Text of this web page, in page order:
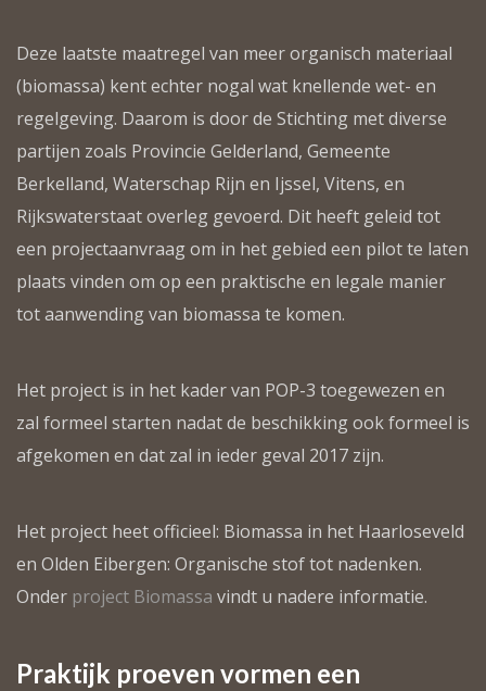
Deze laatste maatregel van meer organisch materiaal
(biomassa) kent echter nogal wat knellende wet- en
regelgeving. Daarom is door de Stichting met diverse
partijen zoals Provincie Gelderland, Gemeente
Berkelland, Waterschap Rijn en Ijssel, Vitens, en
Rijkswaterstaat overleg gevoerd. Dit heeft geleid tot
een projectaanvraag om in het gebied een pilot te laten
plaats vinden om op een praktische en legale manier
tot aanwending van biomassa te komen.
Het project is in het kader van POP-3 toegewezen en
zal formeel starten nadat de beschikking ook formeel is
afgekomen en dat zal in ieder geval 2017 zijn.
Het project heet officieel: Biomassa in het Haarloseveld
en Olden Eibergen: Organische stof tot nadenken.
Onder project Biomassa vindt u nadere informatie.
Praktijk proeven vormen een